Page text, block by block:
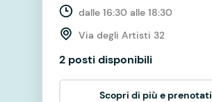
dalle 16:30 alle 18:30
Via degli Artisti 32
2 posti disponibili
Scopri di più e prenotati